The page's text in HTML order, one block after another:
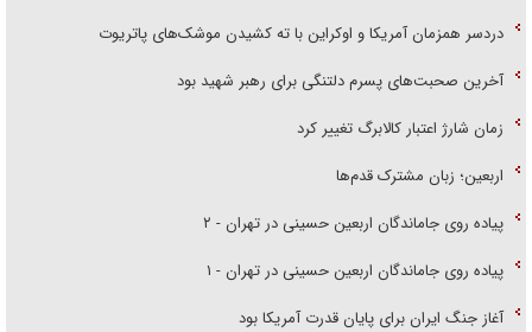
دردسر همزمان آمریکا و اوکراین با ته کشیدن موشک‌های پاتریوت
آخرین صحبت‌های پسرم دلتنگی برای رهبر شهید بود
زمان شارژ اعتبار کالابرگ تغییر کرد
اربعین؛ زبان مشترک قدم‌ها
پیاده روی جاماندگان اربعین حسینی در تهران - ۲
پیاده روی جاماندگان اربعین حسینی در تهران - ۱
آغاز جنگ ایران برای پایان قدرت آمریکا بود